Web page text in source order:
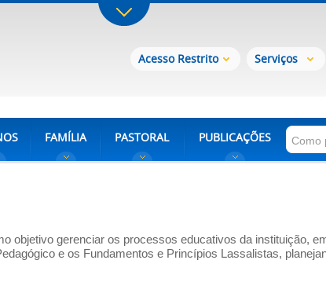
Acesso Restrito Serviços
FAMÍLIA PASTORAL PUBLICAÇÕES
objetivo gerenciar os processos educativos da instituição,
e os Fundamentos e Princípios Lassalistas,